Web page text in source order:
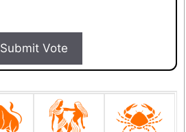
Submit Vote